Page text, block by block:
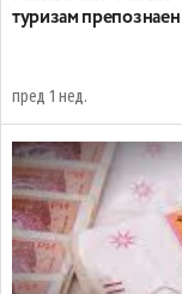
туризам препознаен
пред 1 нед.